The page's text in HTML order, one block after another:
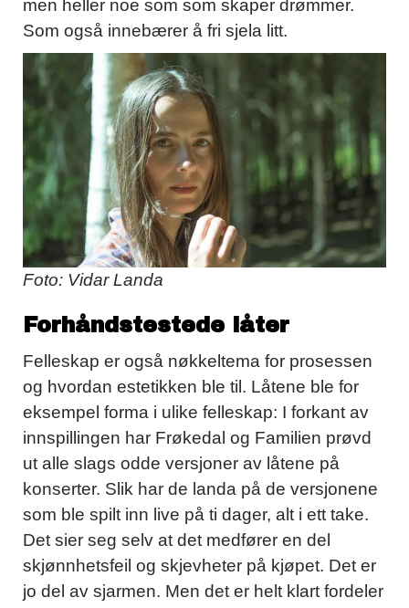
men heller noe som som skaper drømmer.
Som også innebærer å fri sjela litt.
Foto: Vidar Landa
Forhåndstestede låter
Felleskap er også nøkkeltema for prosessen
og hvordan estetikken ble til. Låtene ble for
eksempel forma i ulike felleskap: I forkant av
innspillingen har Frøkedal og Familien prøvd
ut alle slags odde versjoner av låtene på
konserter. Slik har de landa på de versjonene
som ble spilt inn live på ti dager, alt i ett take.
Det sier seg selv at det medfører en del
skjønnhetsfeil og skjevheter på kjøpet. Det er
jo del av sjarmen. Men det er helt klart fordeler